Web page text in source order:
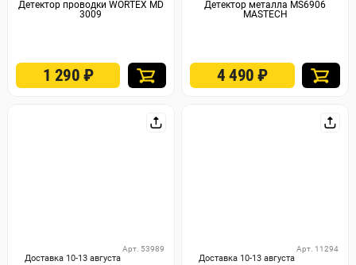
Детектор проводки WORTEX MD
3009
1 290 ₽
Детектор металла MS6906
MASTECH
4 490₽
Доставка 10-13 августа
Арт. 53989
Доставка 10-13 августа
Арт. 11294